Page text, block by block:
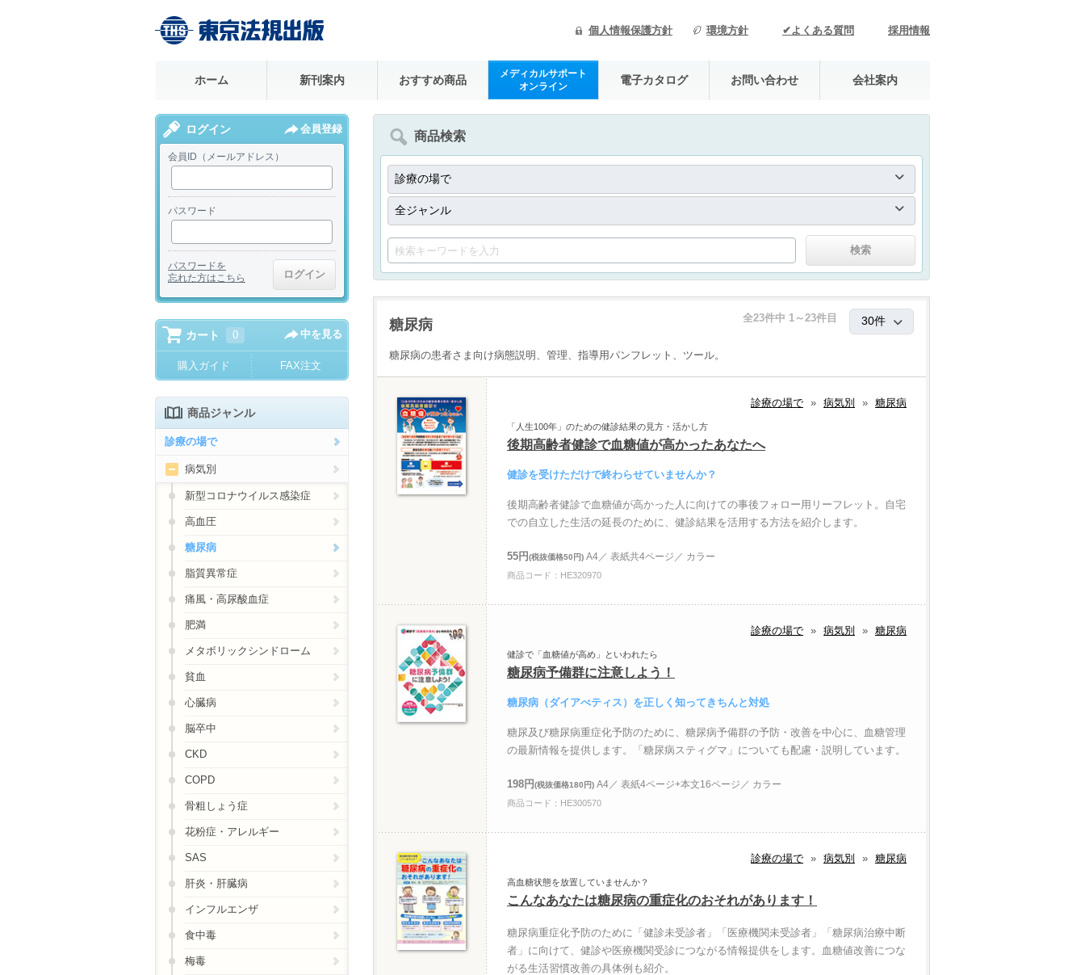
個人情報保護方針 環境方針 ✔よくある質問 採用情報
ホーム 新刊案内 おすすめ商品
メディカルサポート
オンライン
電子カタログ お問い合わせ 会社案内
商品検索
全23件中 1～23件目
糖尿病
糖尿病の患者さま向け病態説明、管理、指導用パンフレット、ツール。
診療の場で » 病気別 » 糖尿病
「人生100年」のための健診結果の見方・活かし方
後期高齢者健診で血糖値が高かったあなたへ
健診を受けただけで終わらせていませんか？
後期高齢者健診で血糖値が高かった人に向けての事後フォロー用リーフレット。自宅
での自立した生活の延長のために、健診結果を活用する方法を紹介します。
55円(税抜価格50円) A4／ 表紙共4ページ／ カラー
商品コード：HE320970
診療の場で » 病気別 » 糖尿病
健診で「血糖値が高め」といわれたら
糖尿病予備群に注意しよう！
糖尿病（ダイアべティス）を正しく知ってきちんと対処
糖尿及び糖尿病重症化予防のために、糖尿病予備群の予防・改善を中心に、血糖管理
の最新情報を提供します。「糖尿病スティグマ」についても配慮・説明しています。
198円(税抜価格180円) A4／ 表紙4ページ+本文16ページ／ カラー
商品コード：HE300570
診療の場で » 病気別 » 糖尿病
高血糖状態を放置していませんか？
こんなあなたは糖尿病の重症化のおそれがあります！
糖尿病重症化予防のために「健診未受診者」「医療機関未受診者」「糖尿病治療中断
者」に向けて、健診や医療機関受診につながる情報提供をします。血糖値改善につな
がる生活習慣改善の具体例も紹介。
ログイン 会員登録
会員ID（メールアドレス）
パスワード
パスワードを
忘れた方はこちら
カート 0 中を見る
購入ガイド FAX注文
商品ジャンル
診療の場で
病気別
新型コロナウイルス感染症
高血圧
糖尿病
脂質異常症
痛風・高尿酸血症
肥満
メタボリックシンドローム
貧血
心臓病
脳卒中
CKD
COPD
骨粗しょう症
花粉症・アレルギー
SAS
肝炎・肝臓病
インフルエンザ
食中毒
梅毒